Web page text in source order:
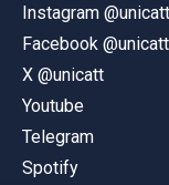
Instagram @unicatt
Facebook @unicatt
X @unicatt
Youtube
Telegram
Spotify